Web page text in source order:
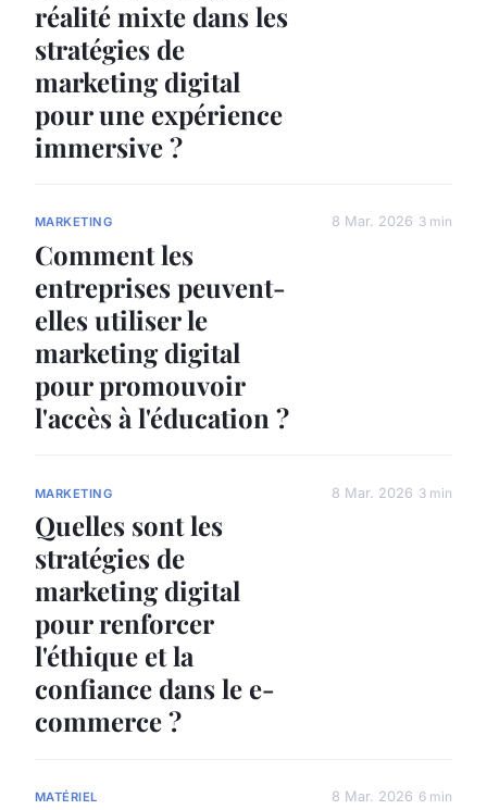
réalité mixte dans les
stratégies de
marketing digital
pour une expérience
immersive ?
MARKETING
Comment les
entreprises peuvent-
elles utiliser le
marketing digital
pour promouvoir
l'accès à l'éducation ?
8 Mar. 2026 3 min
MARKETING
Quelles sont les
stratégies de
marketing digital
pour renforcer
l'éthique et la
confiance dans le e-
commerce ?
8 Mar. 2026 3 min
MATÉRIEL 8 Mar. 2026 6 min